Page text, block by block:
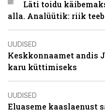
Läti toidu
alla. Analüütik: riik
UUDISED
Keskkonnaamet andis
karu küttimiseks
UUDISED
Eluaseme kaaslaenust